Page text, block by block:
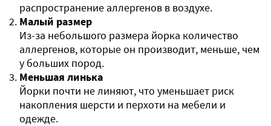
распространение аллергенов в воздухе.
Малый размер
Из-за небольшого размера йорка количество
аллергенов, которые он производит, меньше, чем
у больших пород.
Меньшая линька
Йорки почти не линяют, что уменьшает риск
накопления шерсти и перхоти на мебели и
одежде.